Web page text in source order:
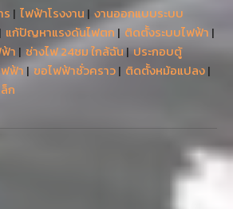
| ไฟฟ้าโรงงาน | งานออกแบบระบบ
| แก้ปัญหาแรงดันไฟตก | ติดตั้งระบบไฟฟ้า |
า | ช่างไฟ 24ชม ใกล้ฉัน|ประกอบตู้
ฟ้า | ขอไฟฟ้าชั่วคราว| ติดตั้งหม้อแปลง|
ก